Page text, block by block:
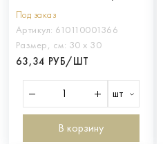
СТРИП
Под заказ
Артикул: 610110001366
Размер, см: 30 х 30
63,34 РУБ/ШТ
шт
В корзину